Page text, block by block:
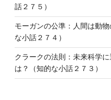
話２７５）
モーガンの公準：人間は動
な小話２７４）
クラークの法則：未来科学
は？（知的な小話２７３）